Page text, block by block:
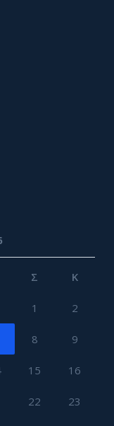
Σ Κ
1 2
8 9
15 16
22 23